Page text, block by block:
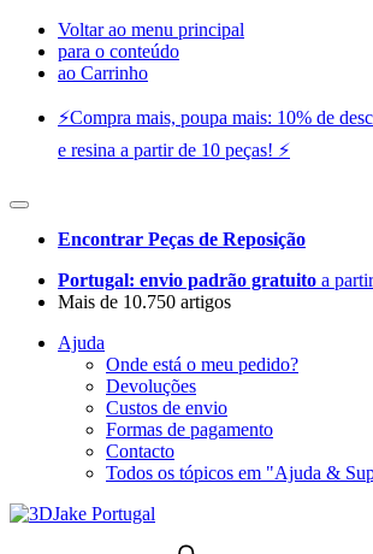
Voltar ao menu principal
para o conteúdo
ao Carrinho
⚡️Compra mais, poupa mais: 10% de
e resina a partir de 10 peças! ⚡️
Encontrar Peças de Reposição
Portugal: envio padrão gratuito a
Mais de 10.750 artigos
Ajuda
Onde está o meu pedido?
Devoluções
Custos de envio
Formas de pagamento
Contacto
Todos os tópicos em "Ajuda &